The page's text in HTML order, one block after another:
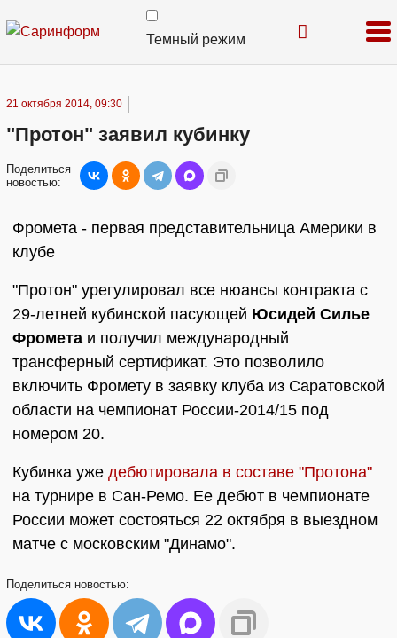
Темный режим
21 октября 2014, 09:30
"Протон" заявил кубинку
Поделиться
новостью:
Фромета - первая представительница Америки в
клубе
"Протон" урегулировал все нюансы контракта с
29-летней кубинской пасующей Юсидей Силье
Фромета и получил международный
трансферный сертификат. Это позволило
включить Фромету в заявку клуба из Саратовской
области на чемпионат России-2014/15 под
номером 20.
Кубинка уже дебютировала в составе "Протона"
на турнире в Сан-Ремо. Ее дебют в чемпионате
России может состояться 22 октября в выездном
матче с московским "Динамо".
Поделиться новостью: